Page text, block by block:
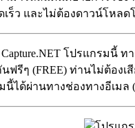
เร็ว และไม่ต้องดาวน์โหลด
โปรแกรมนี้ ท
ฟรีๆ (FREE) ท่านไม่ต้อง
ได้ผ่านทางช่องทางอีเมล